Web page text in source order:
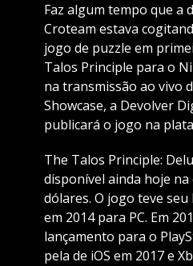
Faz algum tempo que a
Croteam estava
jogo de puzzle em
Talos Principle para o
na transmissão ao vivo
Showcase, a Devolver
publicará o jogo na
The Talos Principle:
disponível ainda hoje na
dólares. O jogo teve
em 2014 para PC. Em
lançamento para o
pela de iOS em 2017 e